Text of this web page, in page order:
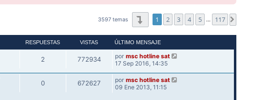
3597 temas Página1 de 117
1 2 3 4 5 … 117
RESPUESTAS VISTAS ÚLTIMO MENSAJE
2 772934 por msc hotline sat
17 Sep 2016, 14:35
0 672627 por msc hotline sat
09 Ene 2013, 11:15